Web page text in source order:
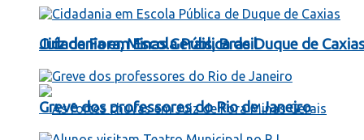
Juíz de Fora, Minas Gerais, Brasil
Cidadania em Escola Pública de Duque de
Greve dos professores do Rio de Janeiro